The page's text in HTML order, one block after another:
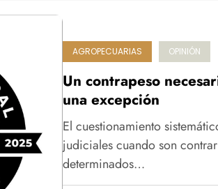
AGROPECUARIAS OPINIÓN
Un contrapeso
una excepción
El cuestionamiento
judiciales cuando son
determinados…